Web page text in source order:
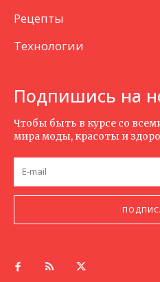
Рецепты
Технологии
Подпишись на
Чтобы быть в курсе со
мира моды, красоты и